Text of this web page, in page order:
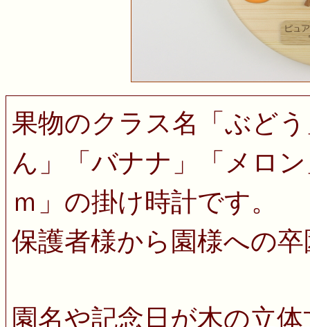
果物のクラス名「ぶど
ん」「バナナ」「メロ
ｍ」の掛け時計です。
保護者様から園様への
園名や記念日が木の立